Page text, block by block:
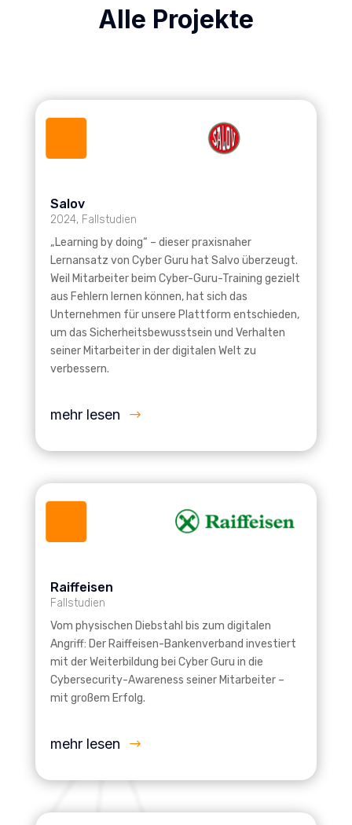
Alle Projekte
Salov
2024, Fallstudien
„Learning by doing“ – dieser praxisnaher
Lernansatz von Cyber Guru hat Salvo überzeugt.
Weil Mitarbeiter beim Cyber-Guru-Training gezielt
aus Fehlern lernen können, hat sich das
Unternehmen für unsere Plattform entschieden,
um das Sicherheitsbewusstsein und Verhalten
seiner Mitarbeiter in der digitalen Welt zu
verbessern.
mehr lesen
Raiffeisen
Fallstudien
Vom physischen Diebstahl bis zum digitalen
Angriff: Der Raiffeisen-Bankenverband investiert
mit der Weiterbildung bei Cyber Guru in die
Cybersecurity-Awareness seiner Mitarbeiter –
mit großem Erfolg.
mehr lesen